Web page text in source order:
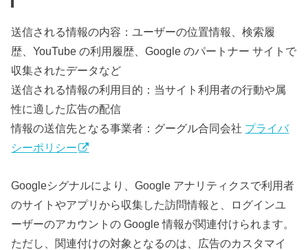
送信される情報の内容：ユーザーの位置情報、検索履
歴、YouTube の利用履歴、Google のパートナー サイトで
収集されたデータなど
送信される情報の利用目的：当サイト利用者の行動や属
性に適した広告の配信
情報の送信先となる事業者：グーグル合同会社 プライバ
シーポリシー
Googleシグナルにより、Google アナリティクスで利用者
のサイトやアプリから収集した訪問情報と、ログインユ
ーザーのアカウントの Google 情報が関連付けられます。
ただし、関連付けの対象となるのは、広告のカスタマイ